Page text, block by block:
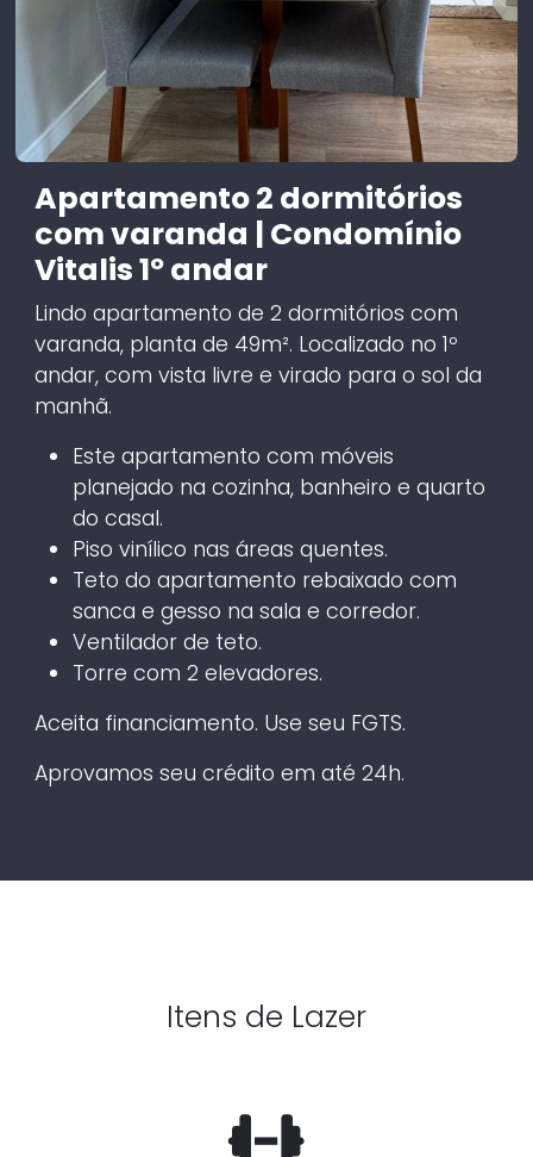
Apartamento 2 dormitórios
com varanda | Condomínio
Vitalis 1º andar
Lindo apartamento de 2 dormitórios com
varanda, planta de 49m². Localizado no 1º
andar, com vista livre e virado para o sol da
manhã.
Este apartamento com móveis
planejado na cozinha, banheiro e quarto
do casal.
Piso vinílico nas áreas quentes.
Teto do apartamento rebaixado com
sanca e gesso na sala e corredor.
Ventilador de teto.
Torre com 2 elevadores.
Aceita financiamento. Use seu FGTS.
Aprovamos seu crédito em até 24h.
Itens de Lazer